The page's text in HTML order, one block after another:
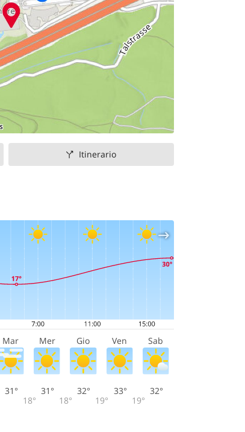
Itinerario
Mar Mer Gio Ven Sab
31°
18°
31°
18°
32°
19°
33°
19°
32°